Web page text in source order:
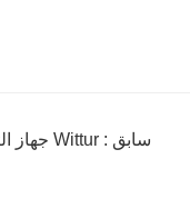
سابق : Wittur جهاز التحكم في باب المصعد 57038523 57038997HCP1